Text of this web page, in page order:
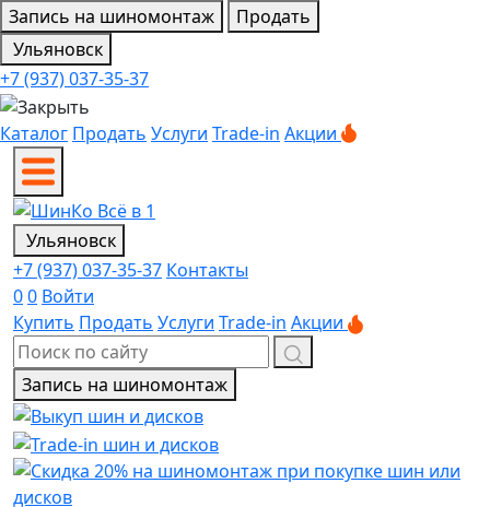
Запись на шиномонтаж
Продать
Ульяновск
+7 (937) 037-35-37
Каталог Продать Услуги Trade-in Акции
Ульяновск
+7 (937) 037-35-37 Контакты
00 Войти
Купить Продать Услуги Trade-in Акции
Запись на шиномонтаж